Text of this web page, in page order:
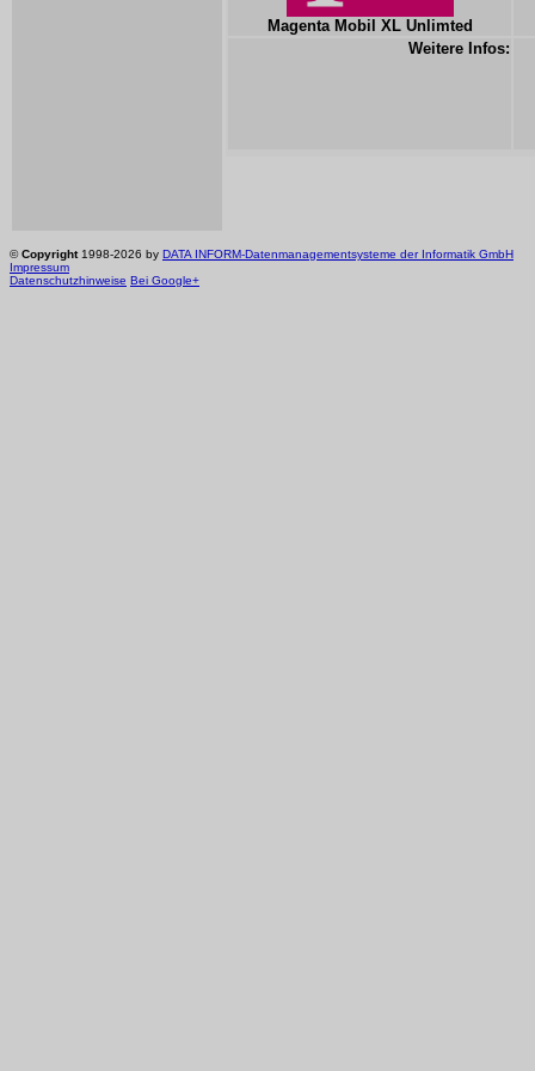
Magenta Mobil XL Unlimted
Weitere Infos:
©Copyright1998-2026 by DATA INFORM-Datenmanagementsysteme der Informatik GmbH
Impressum
Datenschutzhinweise Bei Google+